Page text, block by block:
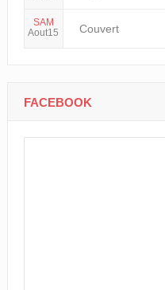
SAM
Aout15
Couvert
FACEBOOK